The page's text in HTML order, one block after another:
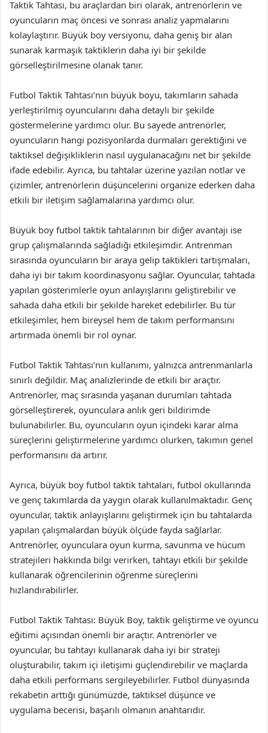
Taktik Tahtası, bu araçlardan biri olarak, antrenörlerin ve
oyuncuların maç öncesi ve sonrası analiz yapmalarını
kolaylaştırır. Büyük boy versiyonu, daha geniş bir alan
sunarak karmaşık taktiklerin daha iyi bir şekilde
görselleştirilmesine olanak tanır.
Futbol Taktik Tahtası’nın büyük boyu, takımların sahada
yerleştirilmiş oyuncularını daha detaylı bir şekilde
göstermelerine yardımcı olur. Bu sayede antrenörler,
oyuncuların hangi pozisyonlarda durmaları gerektiğini ve
taktiksel değişikliklerin nasıl uygulanacağını net bir şekilde
ifade edebilir. Ayrıca, bu tahtalar üzerine yazılan notlar ve
çizimler, antrenörlerin düşüncelerini organize ederken daha
etkili bir iletişim sağlamalarına yardımcı olur.
Büyük boy futbol taktik tahtalarının bir diğer avantajı ise
grup çalışmalarında sağladığı etkileşimdir. Antrenman
sırasında oyuncuların bir araya gelip taktikleri tartışmaları,
daha iyi bir takım koordinasyonu sağlar. Oyuncular, tahtada
yapılan gösterimlerle oyun anlayışlarını geliştirebilir ve
sahada daha etkili bir şekilde hareket edebilirler. Bu tür
etkileşimler, hem bireysel hem de takım performansını
artırmada önemli bir rol oynar.
Futbol Taktik Tahtası’nın kullanımı, yalnızca antrenmanlarla
sınırlı değildir. Maç analizlerinde de etkili bir araçtır.
Antrenörler, maç sırasında yaşanan durumları tahtada
görselleştirerek, oyunculara anlık geri bildirimde
bulunabilirler. Bu, oyuncuların oyun içindeki karar alma
süreçlerini geliştirmelerine yardımcı olurken, takımın genel
performansını da artırır.
Ayrıca, büyük boy futbol taktik tahtaları, futbol okullarında
ve genç takımlarda da yaygın olarak kullanılmaktadır. Genç
oyuncular, taktik anlayışlarını geliştirmek için bu tahtalarda
yapılan çalışmalardan büyük ölçüde fayda sağlarlar.
Antrenörler, oyunculara oyun kurma, savunma ve hücum
stratejileri hakkında bilgi verirken, tahtayı etkili bir şekilde
kullanarak öğrencilerinin öğrenme süreçlerini
hızlandırabilirler.
Futbol Taktik Tahtası: Büyük Boy, taktik geliştirme ve oyuncu
eğitimi açısından önemli bir araçtır. Antrenörler ve
oyuncular, bu tahtayı kullanarak daha iyi bir strateji
oluşturabilir, takım içi iletişimi güçlendirebilir ve maçlarda
daha etkili performans sergileyebilirler. Futbol dünyasında
rekabetin arttığı günümüzde, taktiksel düşünce ve
uygulama becerisi, başarılı olmanın anahtarıdır.